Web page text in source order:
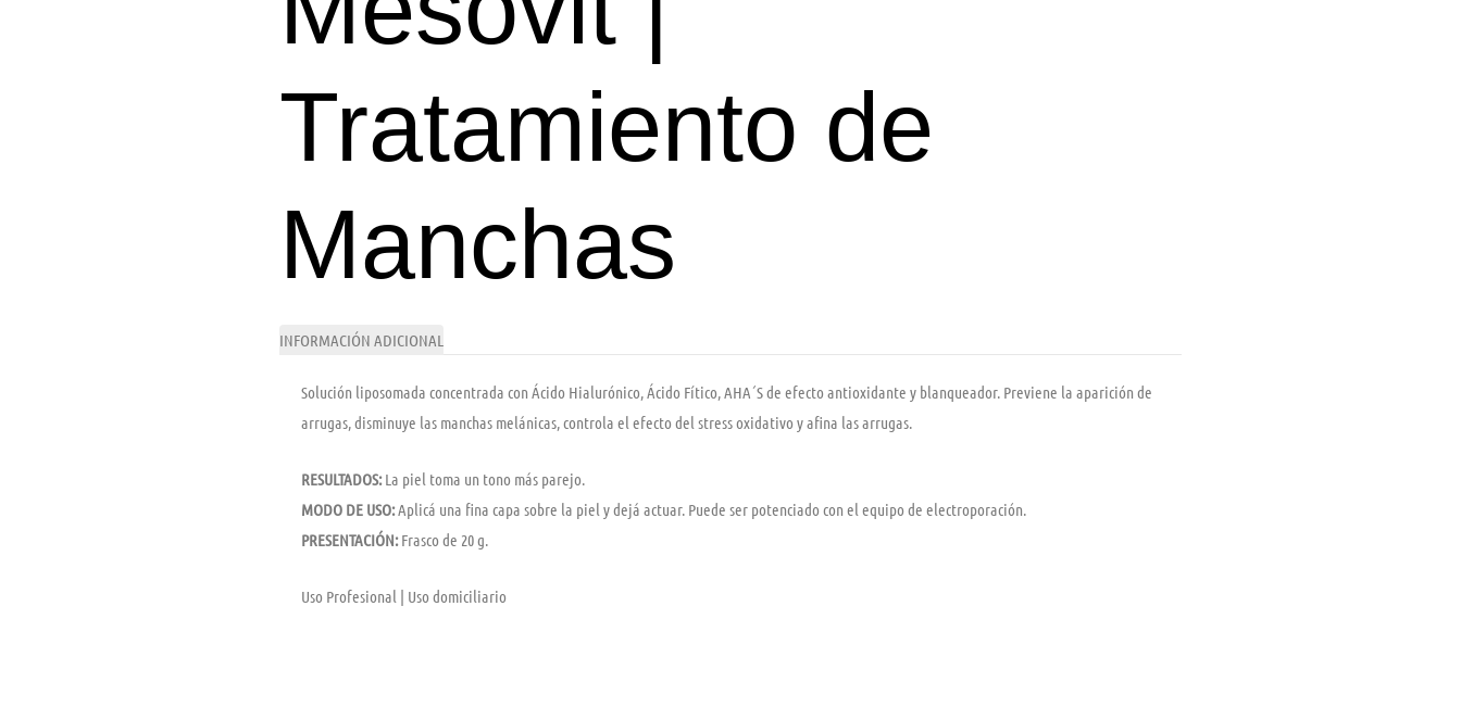
Tratamiento de
Manchas
INFORMACIÓN ADICIONAL
Solución liposomada concentrada con Ácido Hialurónico, Ácido Fítico, AHA´S de efecto antioxidante y blanqueador. Previene la aparición de
arrugas, disminuye las manchas melánicas, controla el efecto del stress oxidativo y afina las arrugas.
RESULTADOS:La piel toma un tono más parejo.
MODO DE USO:Aplicá una fina capa sobre la piel y dejá actuar. Puede ser potenciado con el equipo de electroporación.
PRESENTACIÓN:Frasco de 20 g.
Uso Profesional | Uso domiciliario